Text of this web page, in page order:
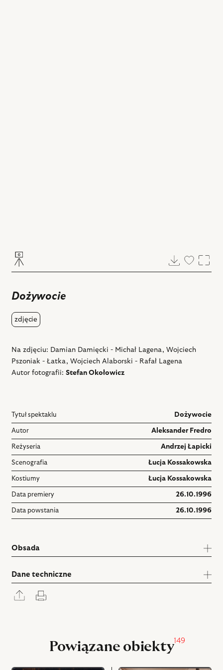
Pobierz
Dodaj
Dożywocie
zdjęcie
Na zdjęciu: Damian Damięcki - Michał Lagena, Wojciech
Pszoniak - Łatka, Wojciech Alaborski - Rafał Lagena
Autor fotografii:Stefan Okołowicz
Tytuł spektaklu Dożywocie
Autor Aleksander Fredro
Reżyseria Andrzej Łapicki
Scenografia Łucja Kossakowska
Kostiumy Łucja Kossakowska
Data premiery 26.10.1996
Data powstania 26.10.1996
Obsada
Dane techniczne
Rozwiń
panel
Powiązane obiekty149